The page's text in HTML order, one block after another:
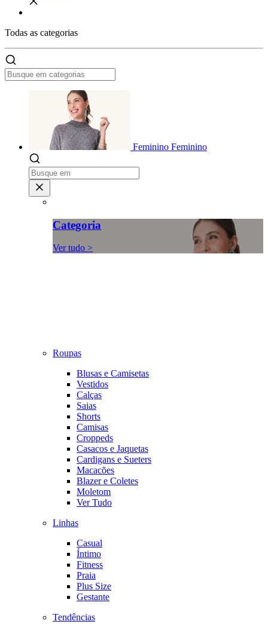
Todas as categorias
Feminino Feminino
Categoria
Ver tudo >
Roupas
Blusas e Camisetas
Vestidos
Calças
Saias
Shorts
Camisas
Croppeds
Casacos e Jaquetas
Cardigans e Sueters
Macacões
Blazer e Coletes
Moletom
Ver Tudo
Linhas
Casual
Íntimo
Fitness
Praia
Plus Size
Gestante
Tendências